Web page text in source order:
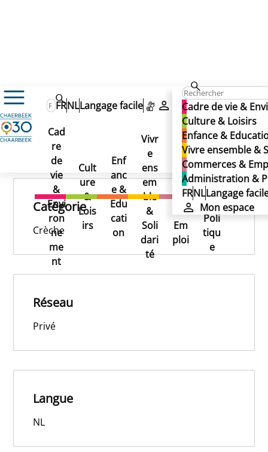
Cadre de vie &
Culture & Loisirs
Enfance &
Vivre ensemble &
Commerces &
Administration &
FRNLLangage
Mon espace
FRNLLangage facile
Mon espace
Cad
re
de
vie
&
Envi
ron
ne
me
nt
Cult
ure
&
Lois
irs
Enf
anc
e &
Edu
cati
on
Vivr
e
ens
em
ble
&
Soli
dari
té
Co
mm
erc
es
&
Em
ploi
Ad
min
istr
atio
n &
Poli
tiqu
e
't Helmetje
't Helmetje
't Helmetje
Publié le 25/11/2024
Catégorie
Crèche
Réseau
Privé
Langue
NL